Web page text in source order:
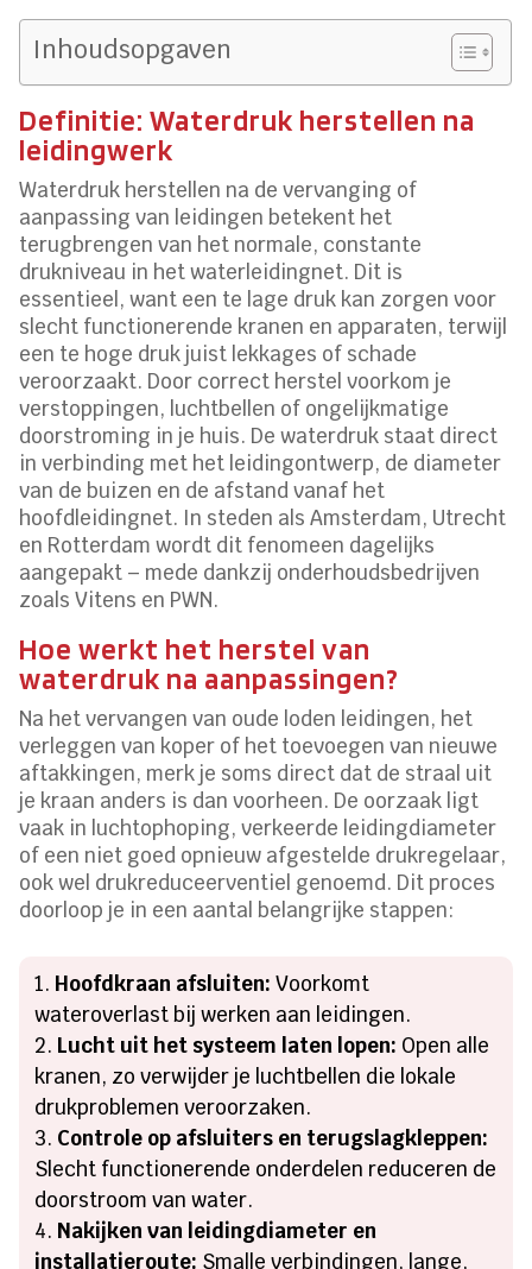
Inhoudsopgaven
Definitie: Waterdruk herstellen na
leidingwerk
Waterdruk herstellen na de vervanging of
aanpassing van leidingen betekent het
terugbrengen van het normale, constante
drukniveau in het waterleidingnet. Dit is
essentieel, want een te lage druk kan zorgen voor
slecht functionerende kranen en apparaten, terwijl
een te hoge druk juist lekkages of schade
veroorzaakt. Door correct herstel voorkom je
verstoppingen, luchtbellen of ongelijkmatige
doorstroming in je huis. De waterdruk staat direct
in verbinding met het leidingontwerp, de diameter
van de buizen en de afstand vanaf het
hoofdleidingnet. In steden als Amsterdam, Utrecht
en Rotterdam wordt dit fenomeen dagelijks
aangepakt – mede dankzij onderhoudsbedrijven
zoals Vitens en PWN.
Hoe werkt het herstel van
waterdruk na aanpassingen?
Na het vervangen van oude loden leidingen, het
verleggen van koper of het toevoegen van nieuwe
aftakkingen, merk je soms direct dat de straal uit
je kraan anders is dan voorheen. De oorzaak ligt
vaak in luchtophoping, verkeerde leidingdiameter
of een niet goed opnieuw afgestelde drukregelaar,
ook wel drukreduceerventiel genoemd. Dit proces
doorloop je in een aantal belangrijke stappen:
Hoofdkraan afsluiten: Voorkomt
wateroverlast bij werken aan leidingen.
Lucht uit het systeem laten lopen: Open alle
kranen, zo verwijder je luchtbellen die lokale
drukproblemen veroorzaken.
Controle op afsluiters en terugslagkleppen:
Slecht functionerende onderdelen reduceren de
doorstroom van water.
Nakijken van leidingdiameter en
installatieroute: Smalle verbindingen, lange,